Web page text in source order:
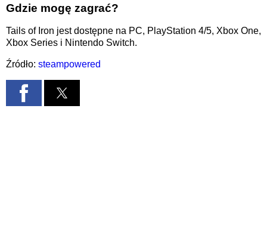
Gdzie mogę zagrać?
Tails of Iron jest dostępne na PC, PlayStation 4/5, Xbox One,
Xbox Series i Nintendo Switch.
Źródło: steampowered